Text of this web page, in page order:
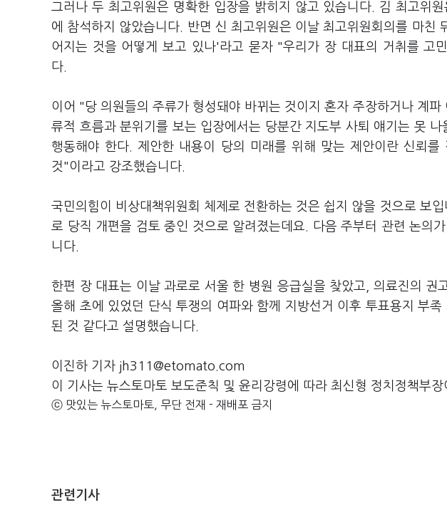
그러나 두 최고위원은 명확한 입장을 밝히지 않고 있습니다. 김 최고위
에 참석하지 않았습니다. 반면 신 최고위원은 이날 최고위원회의를 마친
어지는 것을 어떻게 보고 있나'라고 묻자 "우리가 장 대표의 거취를 고
다.
이어 "당 의원들의 주류가 형성돼야 바뀌는 것이지 혼자 주장하거나 계
류적 흐름과 분위기를 보는 입장에서는 당분간 지도부 사퇴 얘기는 못 나
행동해야 한다. 제안한 내용이 당의 미래를 위해 맞는 제안이란 신뢰
것"이라고 강조했습니다.
국민의힘이 비상대책위원회 체제로 전환하는 것은 쉽지 않을 것으로 보
로 당직 개편을 검토 중인 것으로 알려졌는데요. 다음 주부터 관련 논의
니다.
한편 장 대표는 이날 과로로 서울 한 병원 응급실을 찾았고, 의료진의 권
올해 초에 있었던 단식 투쟁의 여파와 함께 지방선거 이후 투표용지 부
된 것 같다고 설명했습니다.
이진하 기자 jh311@etomato.com
이 기사는 뉴스토마토 보도준칙 및 윤리강령에 따라 최신형 정치정책부장
ⓒ 맛있는 뉴스토마토, 무단 전재 - 재배포 금지
관련기사